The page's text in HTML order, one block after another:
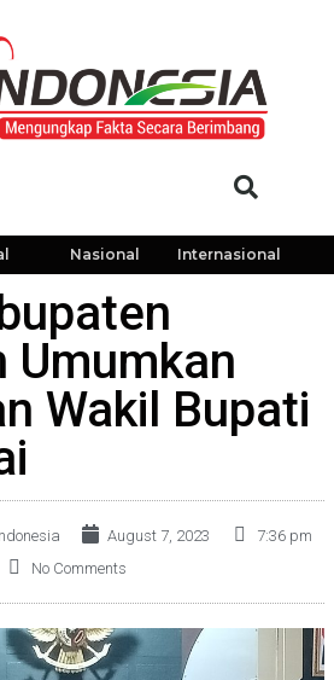
Nasional Internasional
Umumkan
Wakil Bupati
August 7, 2023
7:36 pm
No Comments